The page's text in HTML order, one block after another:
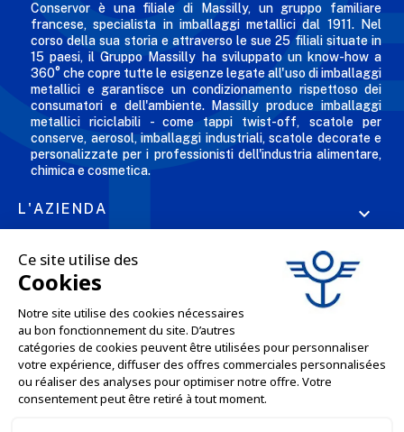
Conservor è una filiale di Massilly, un gruppo familiare
francese, specialista in imballaggi metallici dal 1911. Nel
corso della sua storia e attraverso le sue 25 filiali situate in
15 paesi, il Gruppo Massilly ha sviluppato un know-how a
360° che copre tutte le esigenze legate all'uso di imballaggi
metallici e garantisce un condizionamento rispettoso dei
consumatori e dell'ambiente. Massilly produce imballaggi
metallici riciclabili - come tappi twist-off, scatole per
conserve, aerosol, imballaggi industriali, scatole decorate e
personalizzate per i professionisti dell'industria alimentare,
chimica e cosmetica.
L'AZIENDA 
LE NOSTRE OFFERTE 
SERVIZI DI VENDITA ONLINE 
RESTIAMO IN CONTATTO